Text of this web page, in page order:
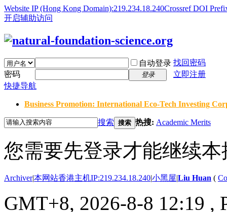
Website IP (Hong Kong Domain):219.234.18.240Crossref DOI
开启辅助访问
自动登录 找回密码
密码
登录
立即注册
快捷导航
Business Promotion: International Eco-Tech Investing
搜索 搜索 热搜: Academic Merits
您需要先登录才能继续本
Archiver|本网站香港主机IP:219.234.18.240|小黑屋|Liu Huan (
GMT+8, 2026-8-8 12:19 ,